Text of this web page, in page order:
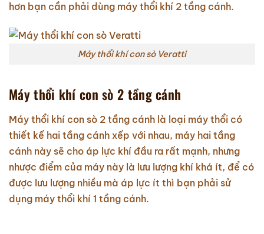
hơn bạn cần phải dùng máy thổi khí 2 tầng cánh.
Máy thổi khí con sò Veratti
Máy thổi khí con sò 2 tầng cánh
Máy thổi khí con sò 2 tầng cánh là loại máy thổi có
thiết kế hai tầng cánh xếp với nhau, máy hai tầng
cánh này sẽ cho áp lực khí đầu ra rất mạnh, nhưng
nhược điểm của máy này là lưu lượng khí khá ít, để có
được lưu lượng nhiều mà áp lực ít thì bạn phải sử
dụng máy thổi khí 1 tầng cánh.